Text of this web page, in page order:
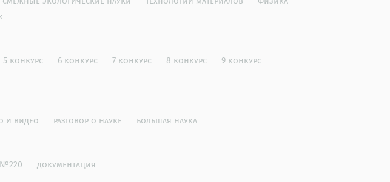
5 конкурс 6 конкурс 7 конкурс 8 конкурс
9 конкурс
и видео разговор о науке большая наука
документация